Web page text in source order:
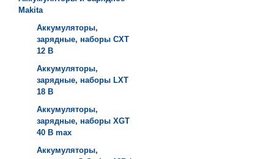
Makita
Аккумуляторы,
зарядные, наборы СXT
12 В
Аккумуляторы,
зарядные, наборы LXT
18 В
Аккумуляторы,
зарядные, наборы XGT
40 В max
Аккумуляторы,